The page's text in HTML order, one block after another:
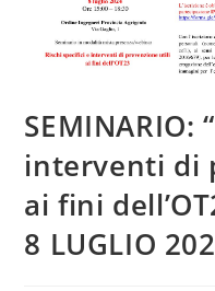
SEMINARIO:
interventi di
ai fini
8 LUGLIO